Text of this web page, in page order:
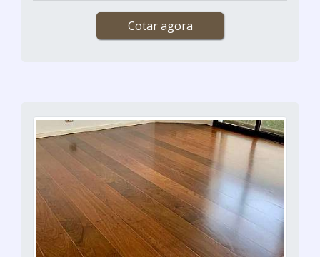
Cotar agora